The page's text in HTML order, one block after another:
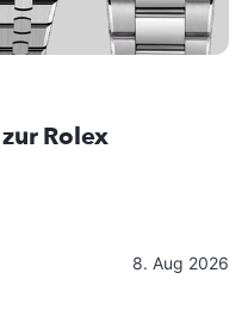
Rolex
8. Aug 2026